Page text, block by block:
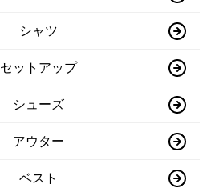
シャツ
セットアップ
シューズ
アウター
ベスト